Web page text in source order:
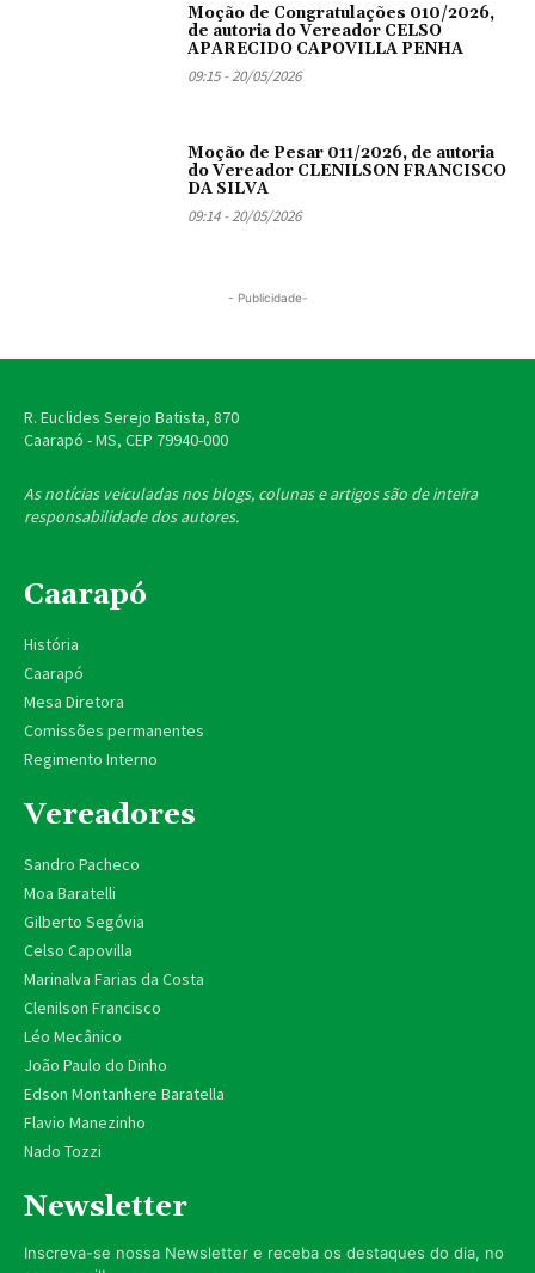
Moção de Congratulações 010/2026,
de autoria do Vereador CELSO
APARECIDO CAPOVILLA PENHA
09:15 - 20/05/2026
Moção de Pesar 011/2026, de autoria
do Vereador CLENILSON FRANCISCO
DA SILVA
09:14 - 20/05/2026
- Publicidade-
R. Euclides Serejo Batista, 870
Caarapó - MS, CEP 79940-000
As notícias veiculadas nos blogs, colunas e artigos são de inteira
responsabilidade dos autores.
Caarapó
História
Caarapó
Mesa Diretora
Comissões permanentes
Regimento Interno
Vereadores
Sandro Pacheco
Moa Baratelli
Gilberto Segóvia
Celso Capovilla
Marinalva Farias da Costa
Clenilson Francisco
Léo Mecânico
João Paulo do Dinho
Edson Montanhere Baratella
Flavio Manezinho
Nado Tozzi
Newsletter
Inscreva-se nossa Newsletter e receba os destaques do dia, no